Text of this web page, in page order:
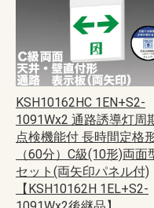
KSH10162HC 1EN+S2-
1091Wx2 通路誘導灯周
点検機能付 長時間定格
（60分）C級(10形)両面
セット(両矢印パネル付)
【KSH10162H 1EL+S2-